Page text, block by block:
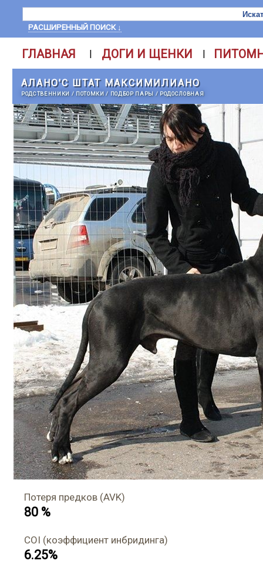
РАСШИРЕННЫЙ ПОИСК ↓
ГЛАВНАЯ | ДОГИ И ЩЕНКИ |
АЛАНО'С ШТАТ МАКСИМИЛИАНО
РОДСТВЕННИКИ / ПОТОМКИ/ ПОДБОР ПАРЫ / РОДОСЛОВНАЯ
Потеря предков (AVK)
80 %
COI (коэффициент инбридинга)
6.25%